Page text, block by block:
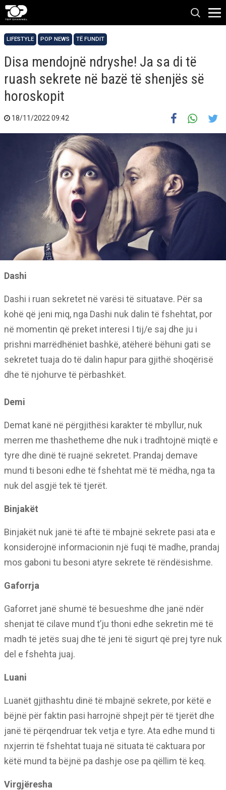
LIFESTYLE POP NEWS TË FUNDIT
Disa mendojnë ndryshe! Ja sa di të
ruash sekrete në bazë të shenjës së
horoskopit
18/11/2022 09:42
Dashi
Dashi i ruan sekretet në varësi të situatave. Për sa
kohë që jeni miq, nga Dashi nuk dalin të fshehtat, por
në momentin që preket interesi I tij/e saj dhe ju i
prishni marrëdhëniet bashkë, atëherë bëhuni gati se
sekretet tuaja do të dalin hapur para gjithë shoqërisë
dhe të njohurve të përbashkët.
Demi
Demat kanë në përgjithësi karakter të mbyllur, nuk
merren me thashetheme dhe nuk i tradhtojnë miqtë e
tyre dhe dinë të ruajnë sekretet. Prandaj demave
mund ti besoni edhe të fshehtat më të mëdha, nga ta
nuk del asgjë tek të tjerët.
Binjakët
Binjakët nuk janë të aftë të mbajnë sekrete pasi ata e
konsiderojnë informacionin një fuqi të madhe, prandaj
mos gaboni tu besoni atyre sekrete të rëndësishme.
Gaforrja
Gaforret janë shumë të besueshme dhe janë ndër
shenjat të cilave mund t’ju thoni edhe sekretin më të
madh të jetës suaj dhe të jeni të sigurt që prej tyre nuk
del e fshehta juaj.
Luani
Luanët gjithashtu dinë të mbajnë sekrete, por këtë e
bëjnë për faktin pasi harrojnë shpejt për të tjerët dhe
janë të përqendruar tek vetja e tyre. Ata edhe mund ti
nxjerrin të fshehtat tuaja në situata të caktuara por
këtë mund ta bëjnë pa dashje ose pa qëllim të keq.
Virgjëresha